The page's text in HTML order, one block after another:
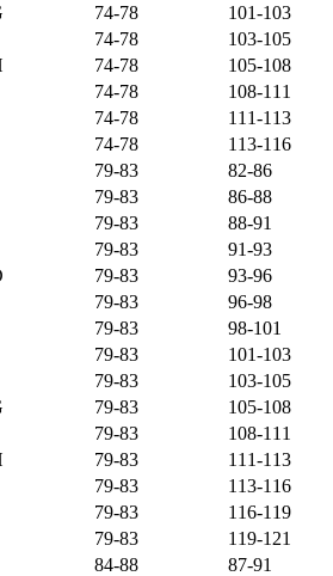
74-78
101-103
74-78
103-105
74-78
105-108
74-78
108-111
74-78
111-113
74-78
113-116
79-83
82-86
79-83
86-88
79-83
88-91
79-83
91-93
79-83
93-96
79-83
96-98
79-83
98-101
79-83
101-103
79-83
103-105
79-83
105-108
79-83
108-111
79-83
111-113
79-83
113-116
79-83
116-119
79-83
119-121
84-88
87-91